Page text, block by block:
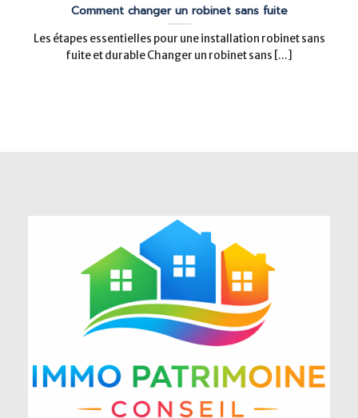
Comment changer un robinet sans fuite
Les étapes essentielles pour une installation robinet sans
fuite et durable Changer un robinet sans [...]